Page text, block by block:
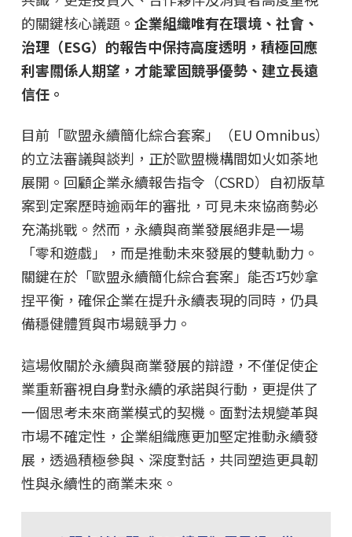
的關鍵核心議題。 企業組織唯有在環境、社會、
治理（ESG）的報告中保持高度透明，積極回應
利害關係人期望，才能鞏固競爭優勢、建立長遠
信任。
目前「歐盟永續簡化綜合套案」（EU Omnibus）
的立法審議與談判，正於歐盟機構間如火如荼地
展開。回顧企業永續報告指令（CSRD）自初版草
案到定案歷時逾兩年的審批，可見未來協商勢必
充滿挑戰。然而，永續與商業發展絕非是一場
「零和遊戲」，而是推動未來發展的雙軌動力。
關鍵在於「歐盟永續簡化綜合套案」能否巧妙拿
捏平衡，確保企業在提升永續表現的同時，仍具
備穩健體質與市場競爭力。
這場攸關於永續與商業發展的辯證，不僅促使企
業重新審視自身對永續的承諾與行動，更提供了
一個思考未來商業模式的契機。面對法規變革與
市場不確定性，企業組織應更加堅定推動永續發
展，透過積極參與、深度對話，共同塑造更具韌
性與永續性的商業未來。